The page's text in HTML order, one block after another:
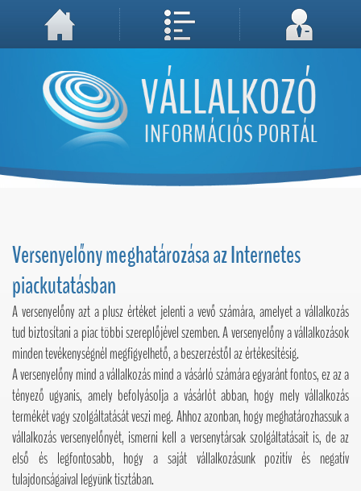
A weboldal használatával Ön elfogadja, hogy Cookie-kat (sütiket) tároljunk számítógépén. A sütik a weboldal megfelelő működéséhez
Megértettem, folytatás...
Versenyelőny meghatározása az Internetes
piackutatásban
A versenyelőny azt a plusz értéket jelenti a vevő számára, amelyet a vállalkozás
tud biztosítani a piac többi szereplőjével szemben. A versenyelőny a vállalkozások
minden tevékenységnél megfigyelhető, a beszerzéstől az értékesítésig.
A versenyelőny mind a vállalkozás mind a vásárló számára egyaránt fontos, ez az a
tényező ugyanis, amely befolyásolja a vásárlót abban, hogy mely vállalkozás
termékét vagy szolgáltatását veszi meg. Ahhoz azonban, hogy meghatározhassuk a
vállalkozás versenyelőnyét, ismerni kell a versenytársak szolgáltatásait is, de az
első és legfontosabb, hogy a saját vállalkozásunk pozitív és negatív
tulajdonságaival legyünk tisztában.